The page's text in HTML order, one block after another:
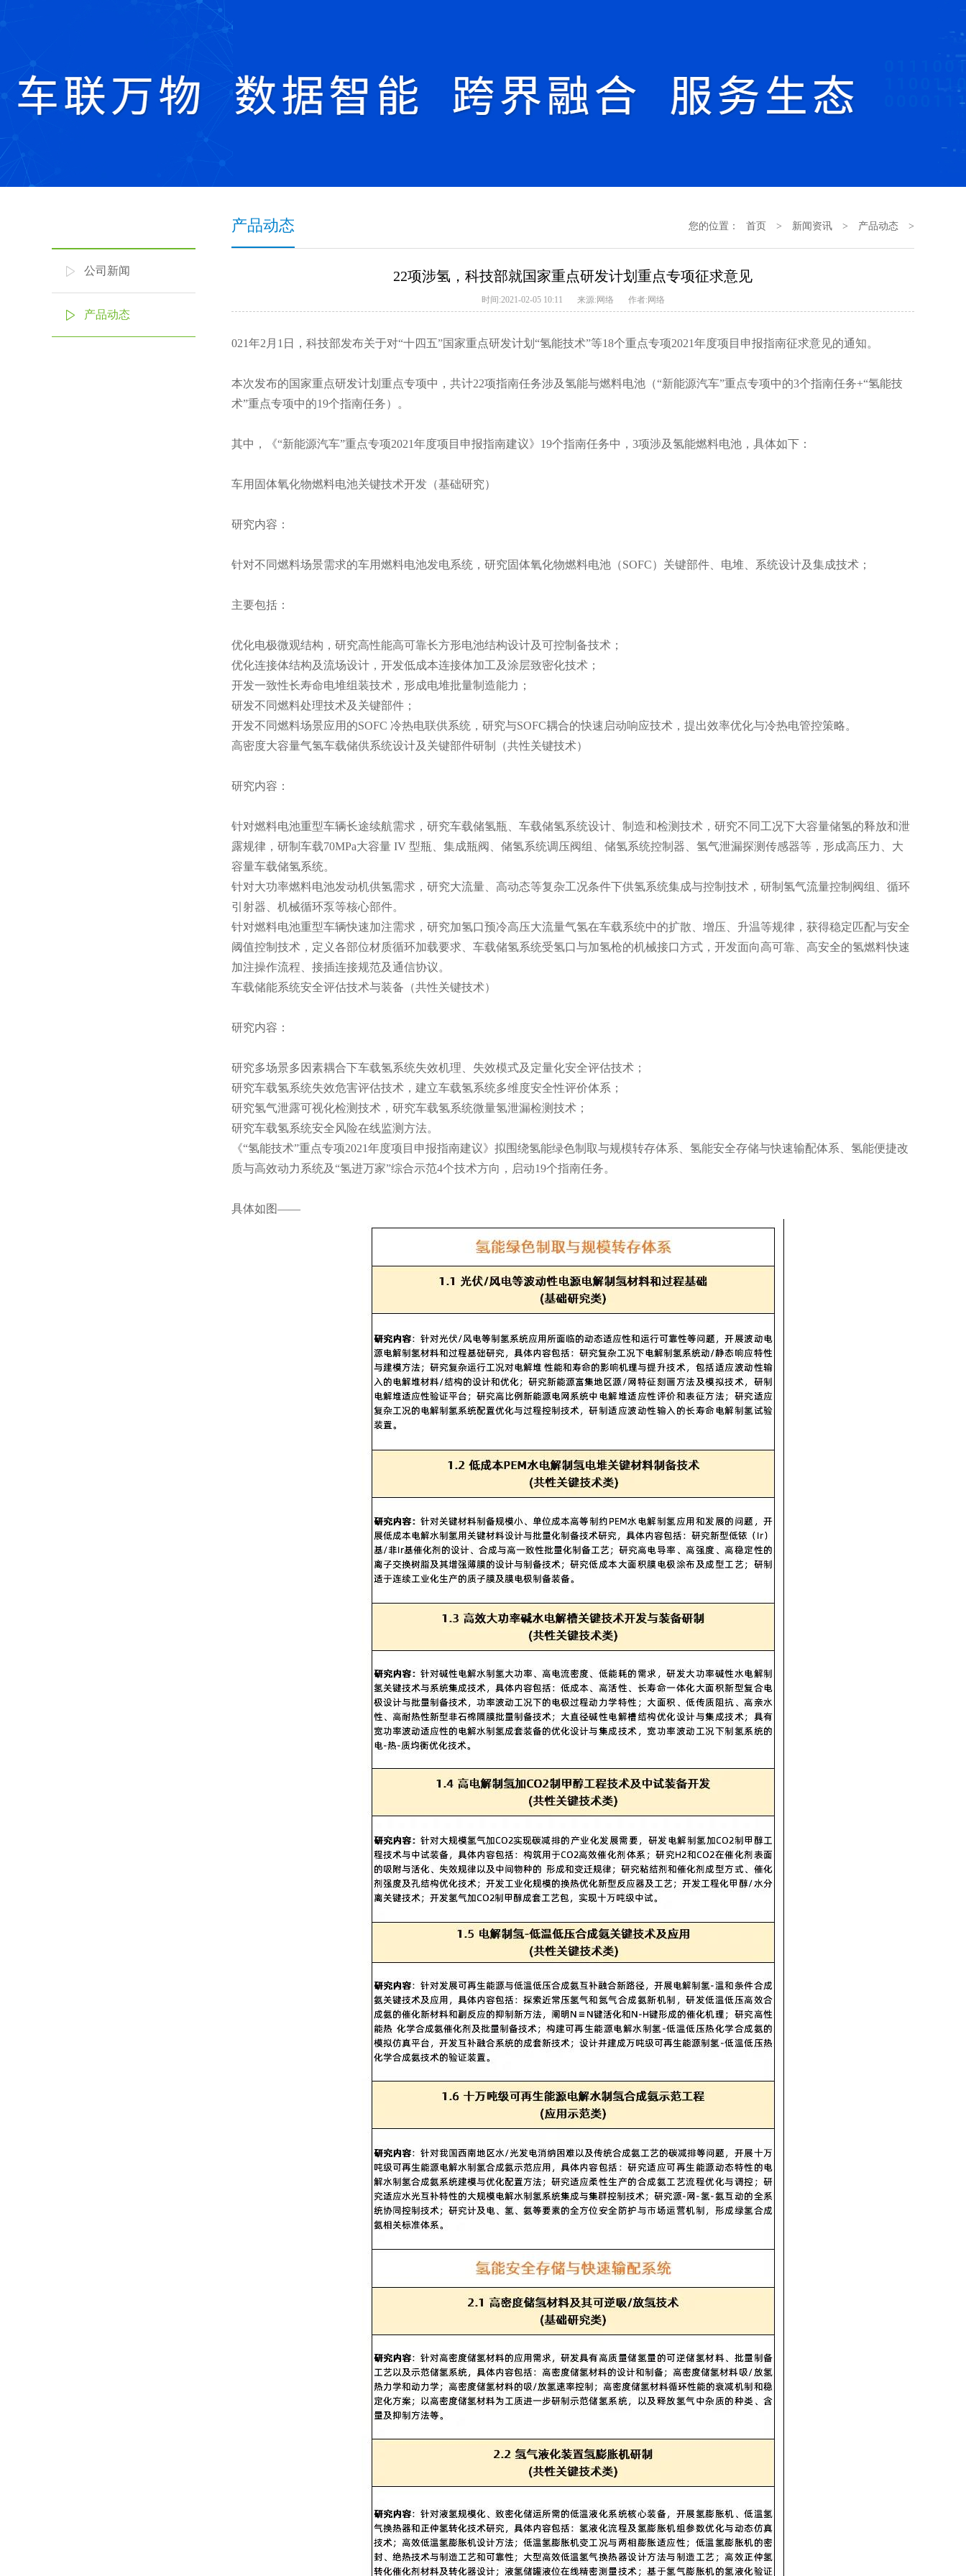
公司新闻
产品动态
产品动态 您的位置： 首页 > 新闻资讯 > 产品动态 >
22项涉氢，科技部就国家重点研发计划重点专项征求意见
时间:2021-02-05 10:11 来源:网络 作者:网络
021年2月1日，科技部发布关于对“十四五”国家重点研发计划“氢能技术”等18个重点专项2021年度项目申报指南征求意见的通知。
本次发布的国家重点研发计划重点专项中，共计22项指南任务涉及氢能与燃料电池（“新能源汽车”重点专项中的3个指南任务+“氢能技
术”重点专项中的19个指南任务）。
其中，《“新能源汽车”重点专项2021年度项目申报指南建议》19个指南任务中，3项涉及氢能燃料电池，具体如下：
车用固体氧化物燃料电池关键技术开发（基础研究）
研究内容：
针对不同燃料场景需求的车用燃料电池发电系统，研究固体氧化物燃料电池（SOFC）关键部件、电堆、系统设计及集成技术；
主要包括：
优化电极微观结构，研究高性能高可靠长方形电池结构设计及可控制备技术；
优化连接体结构及流场设计，开发低成本连接体加工及涂层致密化技术；
开发一致性长寿命电堆组装技术，形成电堆批量制造能力；
研发不同燃料处理技术及关键部件；
开发不同燃料场景应用的SOFC 冷热电联供系统，研究与SOFC耦合的快速启动响应技术，提出效率优化与冷热电管控策略。
高密度大容量气氢车载储供系统设计及关键部件研制（共性关键技术）
研究内容：
针对燃料电池重型车辆长途续航需求，研究车载储氢瓶、车载储氢系统设计、制造和检测技术，研究不同工况下大容量储氢的释放和泄
露规律，研制车载70MPa大容量 IV 型瓶、集成瓶阀、储氢系统调压阀组、储氢系统控制器、氢气泄漏探测传感器等，形成高压力、大
容量车载储氢系统。
针对大功率燃料电池发动机供氢需求，研究大流量、高动态等复杂工况条件下供氢系统集成与控制技术，研制氢气流量控制阀组、循环
引射器、机械循环泵等核心部件。
针对燃料电池重型车辆快速加注需求，研究加氢口预冷高压大流量气氢在车载系统中的扩散、增压、升温等规律，获得稳定匹配与安全
阈值控制技术，定义各部位材质循环加载要求、车载储氢系统受氢口与加氢枪的机械接口方式，开发面向高可靠、高安全的氢燃料快速
加注操作流程、接插连接规范及通信协议。
车载储能系统安全评估技术与装备（共性关键技术）
研究内容：
研究多场景多因素耦合下车载氢系统失效机理、失效模式及定量化安全评估技术；
研究车载氢系统失效危害评估技术，建立车载氢系统多维度安全性评价体系；
研究氢气泄露可视化检测技术，研究车载氢系统微量氢泄漏检测技术；
研究车载氢系统安全风险在线监测方法。
《“氢能技术”重点专项2021年度项目申报指南建议》拟围绕氢能绿色制取与规模转存体系、氢能安全存储与快速输配体系、氢能便捷改
质与高效动力系统及“氢进万家”综合示范4个技术方向，启动19个指南任务。
具体如图——